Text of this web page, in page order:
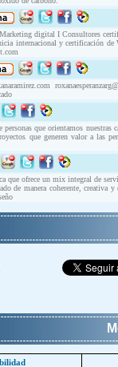
digital I Consultores
internacional y certificación
que orientamos nuestras
que generen valor a las
que ofrece un mix integral de
de manera coherente,